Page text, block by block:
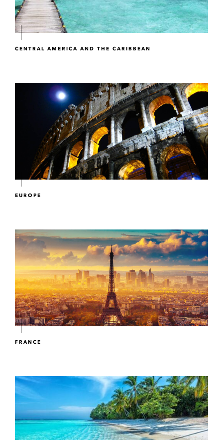
CENTRAL AMERICA AND THE CARIBBEAN
EUROPE
FRANCE